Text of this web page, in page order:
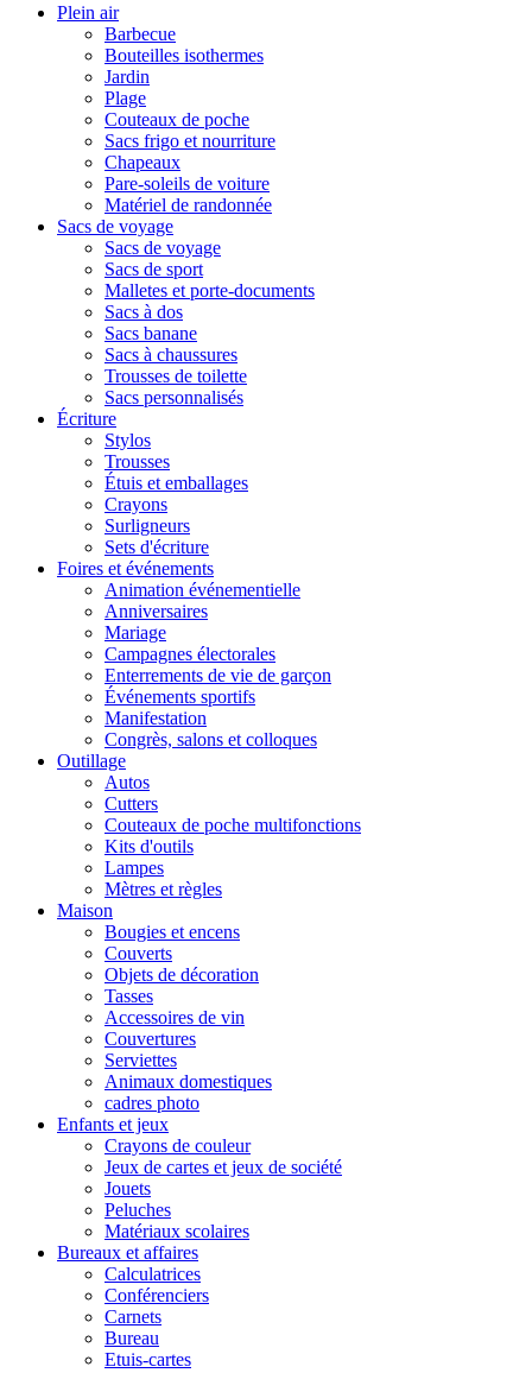
Plein air
Barbecue
Bouteilles isothermes
Jardin
Plage
Couteaux de poche
Sacs frigo et nourriture
Chapeaux
Pare-soleils de voiture
Matériel de randonnée
Sacs de voyage
Sacs de voyage
Sacs de sport
Malletes et porte-documents
Sacs à dos
Sacs banane
Sacs à chaussures
Trousses de toilette
Sacs personnalisés
Écriture
Stylos
Trousses
Étuis et emballages
Crayons
Surligneurs
Sets d'écriture
Foires et événements
Animation événementielle
Anniversaires
Mariage
Campagnes électorales
Enterrements de vie de garçon
Événements sportifs
Manifestation
Congrès, salons et colloques
Outillage
Autos
Cutters
Couteaux de poche multifonctions
Kits d'outils
Lampes
Mètres et règles
Maison
Bougies et encens
Couverts
Objets de décoration
Tasses
Accessoires de vin
Couvertures
Serviettes
Animaux domestiques
cadres photo
Enfants et jeux
Crayons de couleur
Jeux de cartes et jeux de société
Jouets
Peluches
Matériaux scolaires
Bureaux et affaires
Calculatrices
Conférenciers
Carnets
Bureau
Etuis-cartes